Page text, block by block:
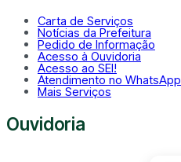
Carta de Serviços
Notícias da Prefeitura
Pedido de Informação
Acesso à Ouvidoria
Acesso ao SEI!
Atendimento no WhatsApp
Mais Serviços
Ouvidoria